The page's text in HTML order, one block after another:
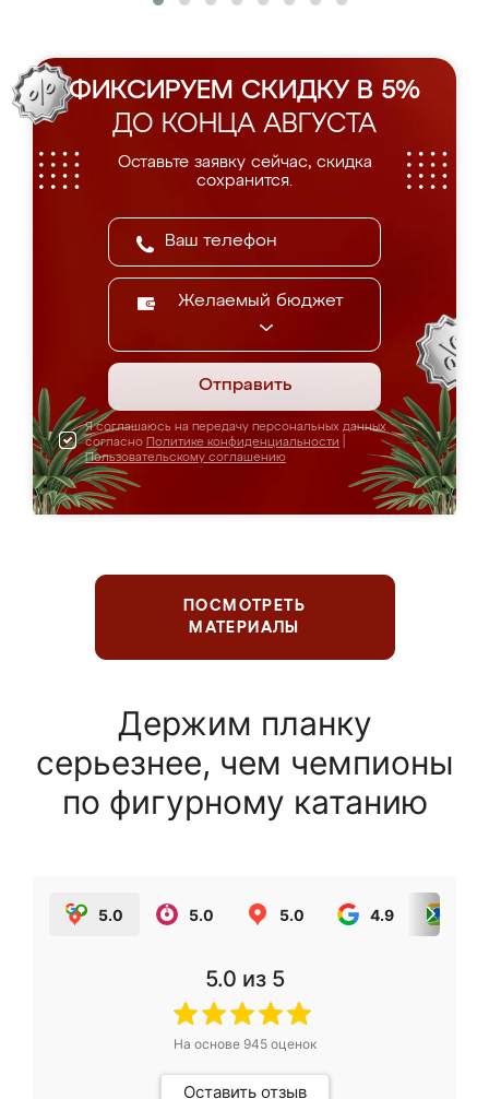
ФИКСИРУЕМ СКИДКУ В 5%
ДО КОНЦА АВГУСТА
Оставьте заявку сейчас, скидка
сохранится.
Желаемый бюджет
Отправить
Я соглашаюсь на передачу персональных данных
согласно Политике конфиденциальности
Пользовательскому соглашению
ПОСМОТРЕТЬ
МАТЕРИАЛЫ
Держим планку
серьезнее, чем чемпионы
по фигурному катанию
5.0 5.0 5.0 4.9
5.0 из 5
На основе 945оценок
Оставить отзыв